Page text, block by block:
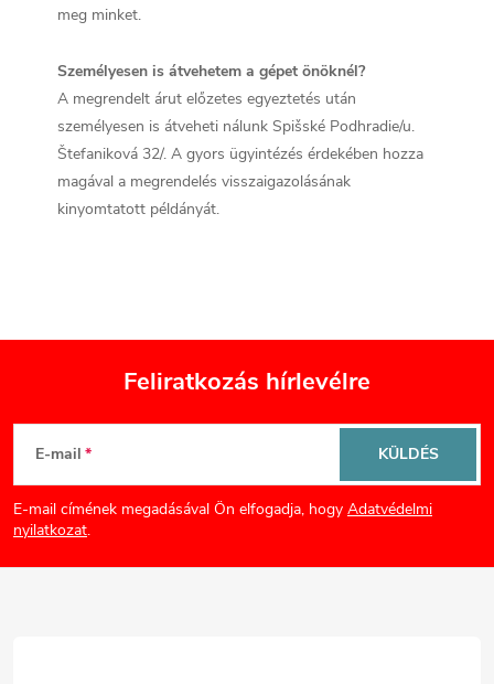
meg minket.
Személyesen is átvehetem a gépet önöknél?
A megrendelt árut előzetes egyeztetés után
személyesen is átveheti nálunk Spišské Podhradie/u.
Štefaniková 32/. A gyors ügyintézés érdekében hozza
magával a megrendelés visszaigazolásának
kinyomtatott példányát.
L
á
b
Feliratkozás hírlevélre
E-mail
E-mail címének megadásával Ön elfogadja, hogy Adatvédelmi
nyilatkozat.
KÜLDÉS